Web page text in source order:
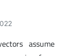
assume